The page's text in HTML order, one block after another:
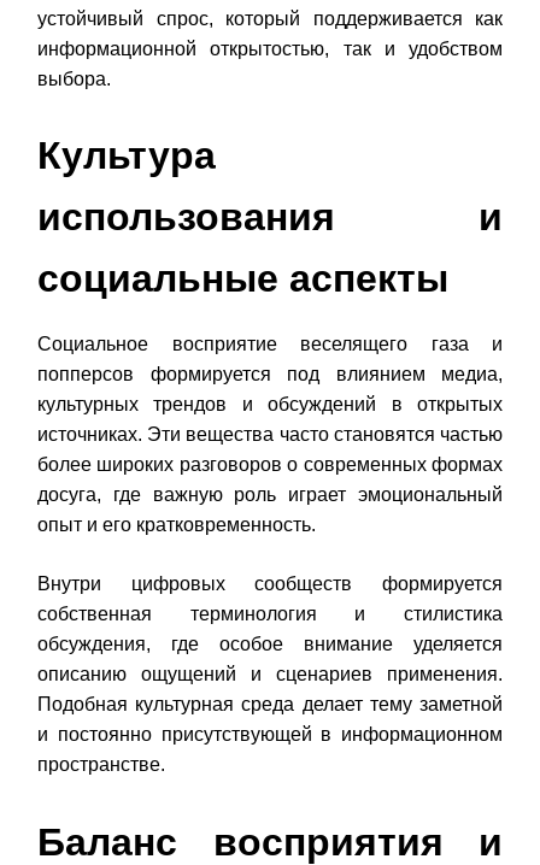
устойчивый спрос, который поддерживается как
информационной открытостью, так и удобством
выбора.
Культура
использования и
социальные аспекты
Социальное восприятие веселящего газа и
попперсов формируется под влиянием медиа,
культурных трендов и обсуждений в открытых
источниках. Эти вещества часто становятся частью
более широких разговоров о современных формах
досуга, где важную роль играет эмоциональный
опыт и его кратковременность.
Внутри цифровых сообществ формируется
собственная терминология и стилистика
обсуждения, где особое внимание уделяется
описанию ощущений и сценариев применения.
Подобная культурная среда делает тему заметной
и постоянно присутствующей в информационном
пространстве.
Баланс восприятия и